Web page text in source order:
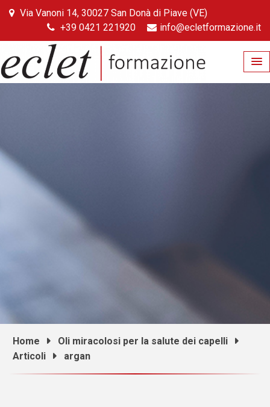
Skip
Via Vanoni 14, 30027 San Donà di Piave (VE)
+39 0421 221920
info@ecletformazione.it
Home
Oli miracolosi per la salute dei capelli
Articoli
argan